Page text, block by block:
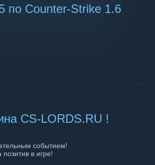
по Counter-Strike 1.6
CS-LORDS.RU !
событием!
в игре!